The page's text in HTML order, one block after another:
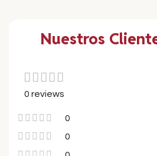
Nuestros
0 reviews
0
0